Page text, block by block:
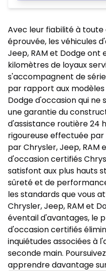
Avec leur fiabilité à
éprouvée, les véhicules
Jeep, RAM et Dodge ont
kilomètres de loyaux
s'accompagnent de
par rapport aux modèles
Dodge d'occasion qui
une garantie du
d'assistance routière 24
rigoureuse effectuée
par Chrysler, Jeep, RAM
d'occasion certifiés
satisfont aux plus hauts
sûreté et de
les standards que vous
Chrysler, Jeep, RAM et
éventail d'avantages, le
d'occasion certifiés
inquiétudes associées à
seconde main.
apprendre davantage